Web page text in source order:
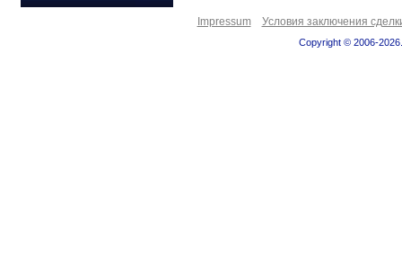
Impressum Условия заключения
Copyright © 2006-